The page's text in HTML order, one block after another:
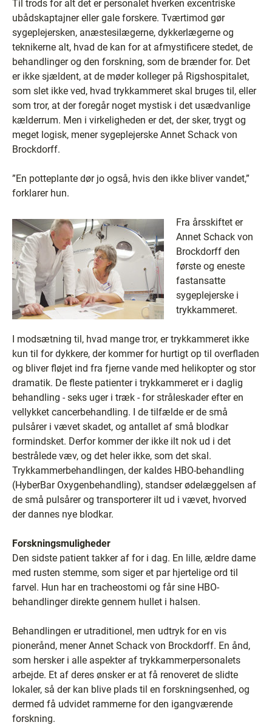
Til trods for alt det er personalet hverken excentriske
ubådskaptajner eller gale forskere. Tværtimod gør
sygeplejersken, anæstesilægerne, dykkerlægerne og
teknikerne alt, hvad de kan for at afmystificere stedet, de
behandlinger og den forskning, som de brænder for. Det
er ikke sjældent, at de møder kolleger på Rigshospitalet,
som slet ikke ved, hvad trykkammeret skal bruges til, eller
som tror, at der foregår noget mystisk i det usædvanlige
kælderrum. Men i virkeligheden er det, der sker, trygt og
meget logisk, mener sygeplejerske Annet Schack von
Brockdorff.
”En potteplante dør jo også, hvis den ikke bliver vandet,”
forklarer hun.
Fra årsskiftet er
Annet Schack von
Brockdorff den
første og eneste
fastansatte
sygeplejerske i
trykkammeret.
I modsætning til, hvad mange tror, er trykkammeret ikke
kun til for dykkere, der kommer for hurtigt op til overfladen
og bliver fløjet ind fra fjerne vande med helikopter og stor
dramatik. De fleste patienter i trykkammeret er i daglig
behandling - seks uger i træk - for stråleskader efter en
vellykket cancerbehandling. I de tilfælde er de små
pulsårer i vævet skadet, og antallet af små blodkar
formindsket. Derfor kommer der ikke ilt nok ud i det
bestrålede væv, og det heler ikke, som det skal.
Trykkammerbehandlingen, der kaldes HBO-behandling
(HyberBar Oxygenbehandling), standser ødelæggelsen af
de små pulsårer og transporterer ilt ud i vævet, hvorved
der dannes nye blodkar.
Forskningsmuligheder
Den sidste patient takker af for i dag. En lille, ældre dame
med rusten stemme, som siger et par hjertelige ord til
farvel. Hun har en tracheostomi og får sine HBO-
behandlinger direkte gennem hullet i halsen.
Behandlingen er utraditionel, men udtryk for en vis
pionerånd, mener Annet Schack von Brockdorff. En ånd,
som hersker i alle aspekter af trykkammerpersonalets
arbejde. Et af deres ønsker er at få renoveret de slidte
lokaler, så der kan blive plads til en forskningsenhed, og
dermed få udvidet rammerne for den igangværende
forskning.